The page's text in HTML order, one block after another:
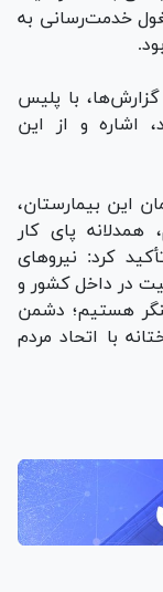
۱۱۰ بود که مشغول خدمت‌رسانی به
با پلیس
اشاره و از این
این بیمارستان،
پای کار
کرد: نیرو‌های
در داخل کشور و
هستیم؛ دشمن
با اتحاد مردم